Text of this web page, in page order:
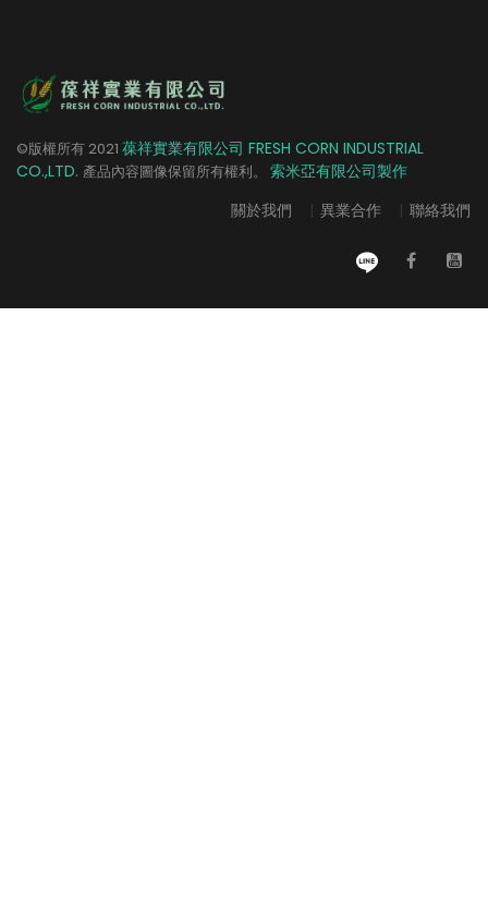
©版權所有 2021 葆祥實業有限公司 FRESH CORN INDUSTRIAL
CO.,LTD. 產品內容圖像保留所有權利。 索米亞有限公司製作
關於我們
| 異業合作 | 聯絡我們